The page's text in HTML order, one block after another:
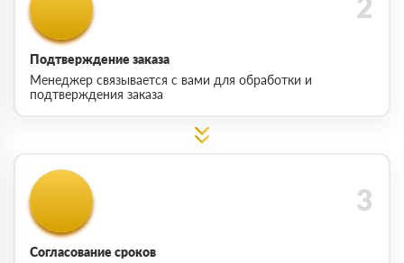
Подтверждение заказа
Менеджер связывается с вами для обработки и
подтверждения заказа
Согласование сроков